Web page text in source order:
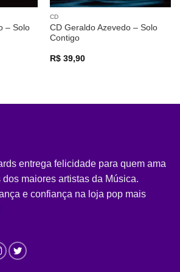
– Solo
CD
CD Geraldo Azevedo – Solo
Contigo
R$39,90
entrega felicidade para quem ama
maiores artistas da Música.
e confiança na loja pop mais